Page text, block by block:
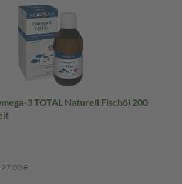
3 TOTAL Naturell Fischöl 200
27,00 €